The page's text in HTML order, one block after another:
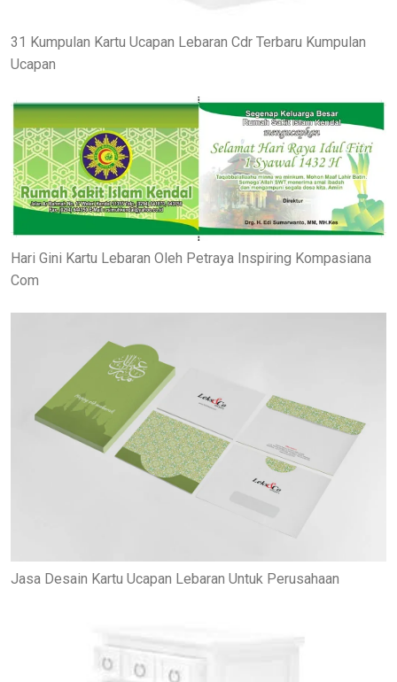
31 Kumpulan Kartu Ucapan Lebaran Cdr Terbaru Kumpulan
Ucapan
Hari Gini Kartu Lebaran Oleh Petraya Inspiring Kompasiana
Com
Jasa Desain Kartu Ucapan Lebaran Untuk Perusahaan